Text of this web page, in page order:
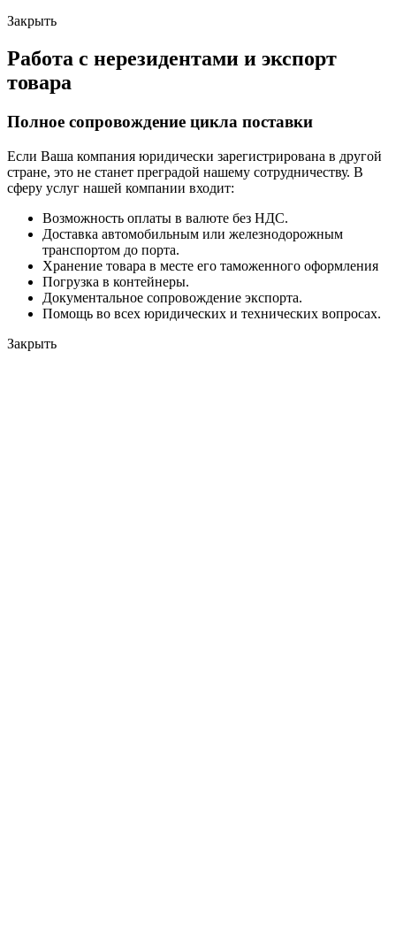
Закрыть
Работа с нерезидентами и экспорт
товара
Полное сопровождение цикла поставки
Если Ваша компания юридически зарегистрирована в другой
стране, это не станет преградой нашему сотрудничеству. В
сферу услуг нашей компании входит:
Возможность оплаты в валюте без НДС.
Доставка автомобильным или железнодорожным
транспортом до порта.
Хранение товара в месте его таможенного оформления
Погрузка в контейнеры.
Документальное сопровождение экспорта.
Помощь во всех юридических и технических вопросах.
Закрыть